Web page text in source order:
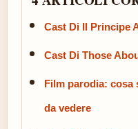
Cast Di Il Principe
Cast Di Those
Film parodia: cosa
da vedere